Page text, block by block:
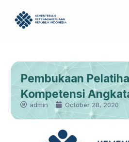
content
Pembukaan
Kompetensi
admin October 28, 2020